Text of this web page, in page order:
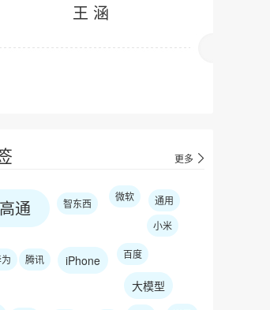
王 涵
更多
高通 智东西
微软
通用
小米
腾讯 iPhone 百度
大模型